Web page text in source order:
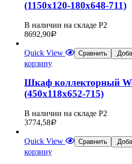
(1150х120-180х648-711)
В наличии на складе Р2
8692,90Р
Quick View Сравнить
корзину
Шкаф коллекторный
(450х118х652-715)
В наличии на складе Р2
3774,58Р
Quick View Сравнить
корзину